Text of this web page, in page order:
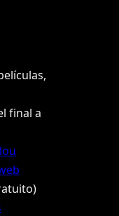
final a